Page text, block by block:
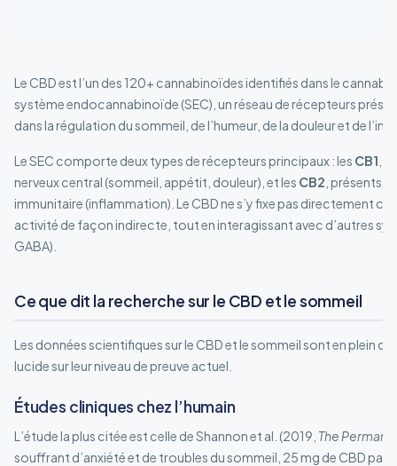
Le CBD est l’un des 120+ cannabinoïdes identifiés dans le cannabis
système endocannabinoïde (SEC), un réseau de récepteurs
dans la régulation du sommeil, de l’humeur, de la douleur et de
Le SEC comporte deux types de récepteurs principaux : les CB1
nerveux central (sommeil, appétit, douleur), et les CB2 , présents
immunitaire (inflammation). Le CBD ne s’y fixe pas directement
activité de façon indirecte, tout en interagissant avec d’autres
GABA).
Ce que dit la recherche sur le CBD et le sommeil
Les données scientifiques sur le CBD et le sommeil sont en plein
lucide sur leur niveau de preuve actuel.
Études cliniques chez l’humain
L’étude la plus citée est celle de Shannon et al. (2019, The
souffrant d’anxiété et de troubles du sommeil, 25 mg de CBD par